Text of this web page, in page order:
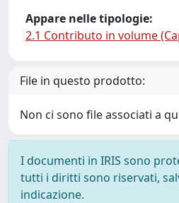
Appare nelle tipologie:
2.1 Contributo in volume
File in questo prodotto:
Non ci sono file associati a
I documenti in IRIS sono
tutti i diritti sono riservati,
indicazione.